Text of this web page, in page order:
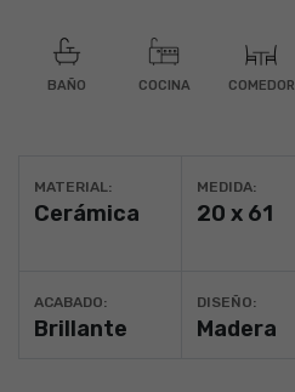
BAÑO COCINA COMEDOR
MATERIAL:
Cerámica
MEDIDA:
20 x 61
ACABADO:
Brillante
DISEÑO:
Madera